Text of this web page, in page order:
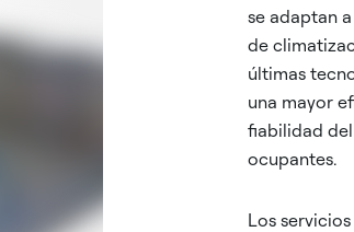
se adaptan
de
últimas
una mayor
fiabilidad
ocupantes.
Los